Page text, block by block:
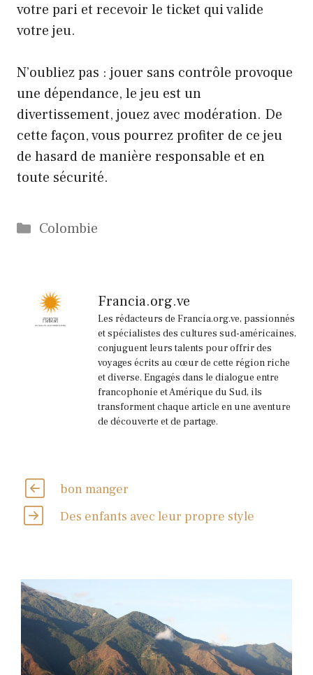
votre pari et recevoir le ticket qui valide
votre jeu.
N’oubliez pas : jouer sans contrôle provoque
une dépendance, le jeu est un
divertissement, jouez avec modération. De
cette façon, vous pourrez profiter de ce jeu
de hasard de manière responsable et en
toute sécurité.
Catégories
Colombie
Francia.org.ve
Les rédacteurs de Francia.org.ve, passionnés
et spécialistes des cultures sud-américaines,
conjuguent leurs talents pour offrir des
voyages écrits au cœur de cette région riche
et diverse. Engagés dans le dialogue entre
francophonie et Amérique du Sud, ils
transforment chaque article en une aventure
de découverte et de partage.
bon manger
Des enfants avec leur propre style